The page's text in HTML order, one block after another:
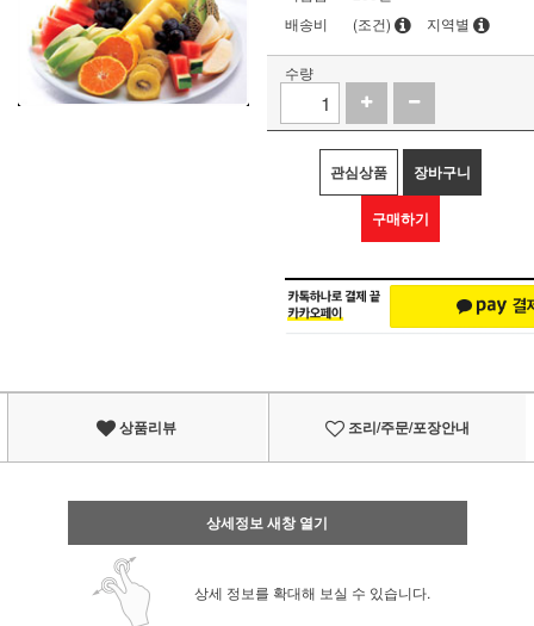
배송비
(조건) 지역별
수량
관심상품 장바구니
구매하기
상품리뷰 조리/주문/포장안내
상세정보 새창 열기
상세 정보를 확대해 보실 수 있습니다.